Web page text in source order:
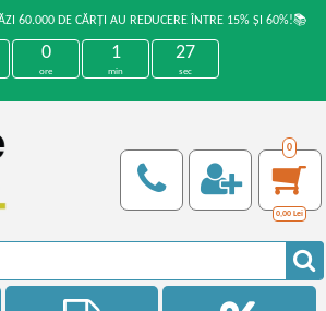
60.000 DE CĂRȚI AU REDUCERE ÎNTRE 15% ȘI 60%!📚
0
ore
1
min
27
sec
0
0,00 Lei